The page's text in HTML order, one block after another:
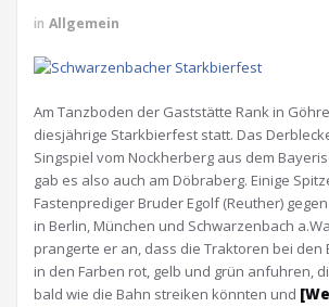
in Allgemein
Am Tanzboden der Gaststätte Rank in
diesjährige Starkbierfest statt. Das
Singspiel vom Nockherberg aus dem
gab es also auch am Döbraberg. Einige
Fastenprediger Bruder Egolf (Reuther)
in Berlin, München und Schwarzenbach
prangerte er an, dass die Traktoren bei
in den Farben rot, gelb und grün anfuhren,
bald wie die Bahn streiken könnten und